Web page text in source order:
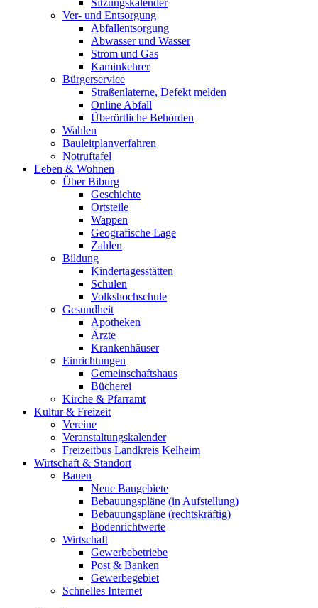
Sitzungskalender
Ver- und Entsorgung
Abfallentsorgung
Abwasser und Wasser
Strom und Gas
Kaminkehrer
Bürgerservice
Straßenlaterne, Defekt melden
Online Abfall
Überörtliche Behörden
Wahlen
Bauleitplanverfahren
Notruftafel
Leben & Wohnen
Über Biburg
Geschichte
Ortsteile
Wappen
Geografische Lage
Zahlen
Bildung
Kindertagesstätten
Schulen
Volkshochschule
Gesundheit
Apotheken
Ärzte
Krankenhäuser
Einrichtungen
Gemeinschaftshaus
Bücherei
Kirche & Pfarramt
Kultur & Freizeit
Vereine
Veranstaltungskalender
Freizeitbus Landkreis Kelheim
Wirtschaft & Standort
Bauen
Neue Baugebiete
Bebauungspläne (in Aufstellung)
Bebauungspläne (rechtskräftig)
Bodenrichtwerte
Wirtschaft
Gewerbebetriebe
Post & Banken
Gewerbegebiet
Schnelles Internet